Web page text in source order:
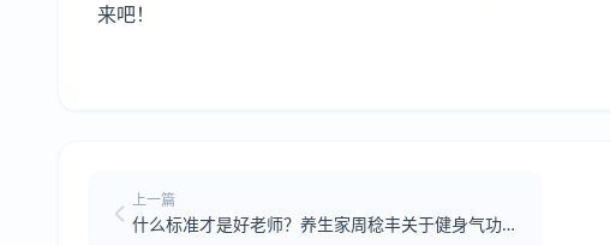
来吧！
上一篇
什么标准才是好老师？养生家周稔丰关于健身气功的